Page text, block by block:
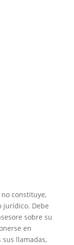
constituye,
jurídico. Debe
sobre su
en
sus llamadas,